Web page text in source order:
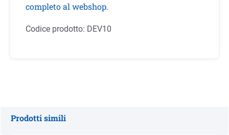
completo al webshop.
Codice prodotto: DEV10
Prodotti simili